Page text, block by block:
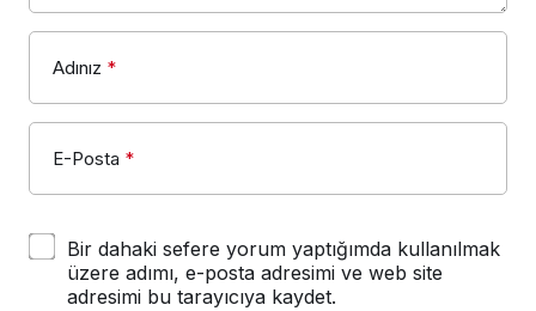
Adınız *
E-Posta *
Bir dahaki sefere yorum yaptığımda kullanılmak
üzere adımı, e-posta adresimi ve web site
adresimi bu tarayıcıya kaydet.